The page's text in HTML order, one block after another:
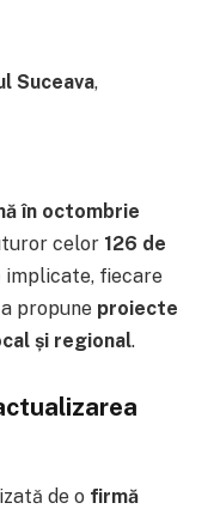
Suceava,
în octombrie
celor 126 de
implicate, fiecare
propune proiecte
și regional.
de o firmă